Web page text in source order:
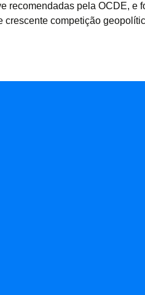
recomendadas pela OCDE, e
crescente competição